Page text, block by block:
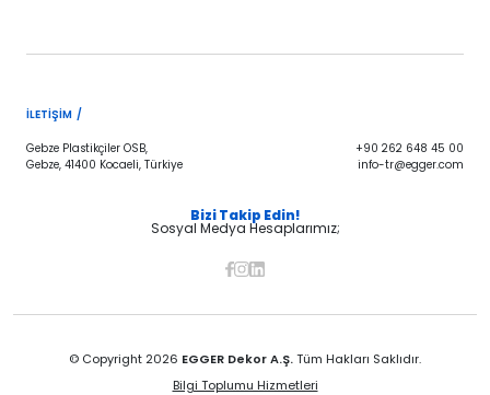
İLETIŞIM /
Gebze Plastikçiler OSB,
Gebze, 41400 Kocaeli, Türkiye
+90 262 648 45 00
info-tr@egger.com
Bizi Takip Edin!
Sosyal Medya Hesaplarımız;
© Copyright 2026 EGGER Dekor A.Ş.Tüm Hakları Saklıdır.
Bilgi Toplumu Hizmetleri